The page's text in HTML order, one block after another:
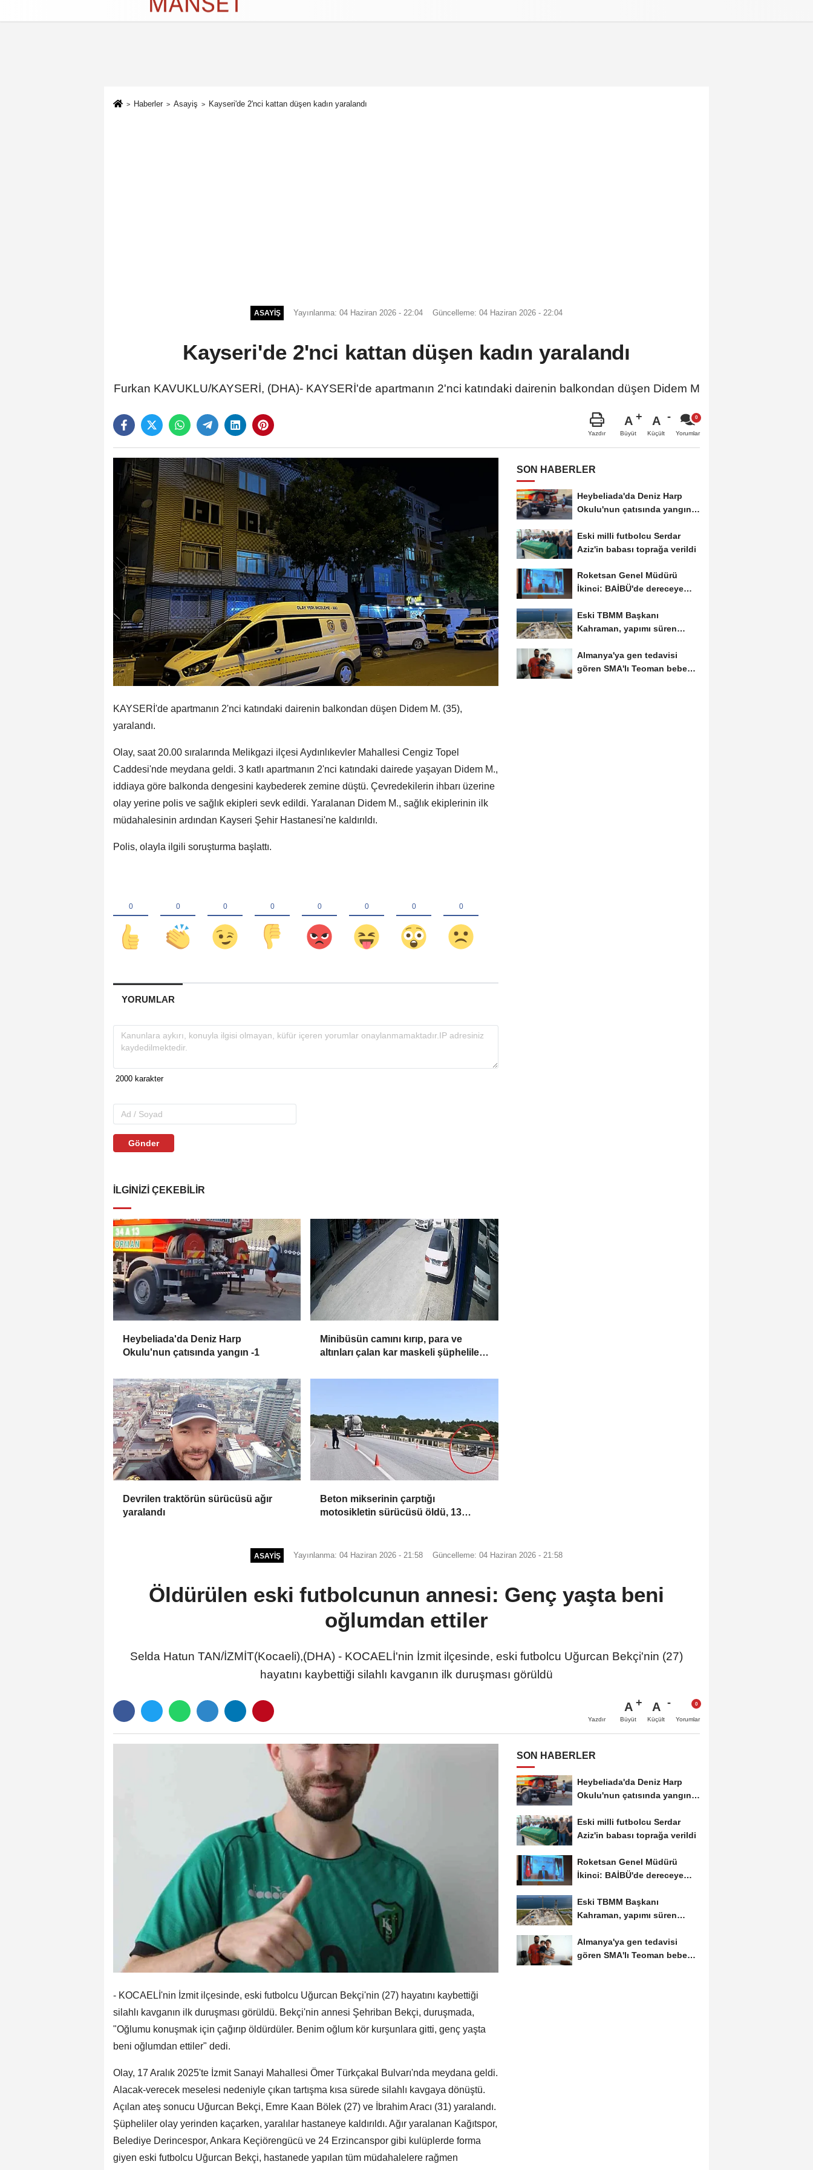
İletişim Çerez Politikası
Haberler Asayiş Kayseri'de 2'nci kattan düşen kadın yaralandı
ASAYIŞ Yayınlanma: 04 Haziran 2026 - 22:04 Güncelleme: 04 Haziran 2026 - 22:04
Kayseri'de 2'nci kattan düşen kadın yaralandı
Furkan KAVUKLU/KAYSERİ, (DHA)- KAYSERİ'de apartmanın 2'nci katındaki dairenin balkondan düşen Didem M
Yazdır
A
Büyüt
A
Küçült Yorumlar
KAYSERİ'de apartmanın 2'nci katındaki dairenin balkondan düşen Didem M. (35),
yaralandı.
Olay, saat 20.00 sıralarında Melikgazi ilçesi Aydınlıkevler Mahallesi Cengiz Topel
Caddesi'nde meydana geldi. 3 katlı apartmanın 2'nci katındaki dairede yaşayan Didem M.,
iddiaya göre balkonda dengesini kaybederek zemine düştü. Çevredekilerin ihbarı üzerine
olay yerine polis ve sağlık ekipleri sevk edildi. Yaralanan Didem M., sağlık ekiplerinin ilk
müdahalesinin ardından Kayseri Şehir Hastanesi'ne kaldırıldı.
Polis, olayla ilgili soruşturma başlattı.
YORUMLAR
Gönder
İLGINIZI ÇEKEBILIR
Heybeliada'da Deniz Harp
Okulu'nun çatısında yangın -1
Minibüsün camını kırıp, para ve
altınları çalan kar maskeli şüpheliler
Devrilen traktörün sürücüsü ağır
yaralandı
Beton mikserinin çarptığı
motosikletin sürücüsü öldü, 13
SON HABERLER
Heybeliada'da Deniz Harp
Okulu'nun çatısında yangın
Eski milli futbolcu Serdar
Aziz'in babası toprağa verildi
Roketsan Genel Müdürü
İkinci: BAİBÜ'de dereceye
Eski TBMM Başkanı
Kahraman, yapımı süren
Camii'nde...
Almanya'ya gen tedavisi
gören SMA'lı Teoman bebek
ASAYIŞ Yayınlanma: 04 Haziran 2026 - 21:58 Güncelleme: 04 Haziran 2026 - 21:58
Öldürülen eski futbolcunun annesi: Genç yaşta beni
oğlumdan ettiler
Selda Hatun TAN/İZMİT(Kocaeli),(DHA) - KOCAELİ'nin İzmit ilçesinde, eski futbolcu Uğurcan Bekçi'nin (27)
hayatını kaybettiği silahlı kavganın ilk duruşması görüldü
Yazdır
A
Büyüt
A
Küçült Yorumlar
- KOCAELİ'nin İzmit ilçesinde, eski futbolcu Uğurcan Bekçi'nin (27) hayatını kaybettiği
silahlı kavganın ilk duruşması görüldü. Bekçi'nin annesi Şehriban Bekçi, duruşmada,
"Oğlumu konuşmak için çağırıp öldürdüler. Benim oğlum kör kurşunlara gitti, genç yaşta
beni oğlumdan ettiler" dedi.
Olay, 17 Aralık 2025'te İzmit Sanayi Mahallesi Ömer Türkçakal Bulvarı'nda meydana geldi.
Alacak-verecek meselesi nedeniyle çıkan tartışma kısa sürede silahlı kavgaya dönüştü.
Açılan ateş sonucu Uğurcan Bekçi, Emre Kaan Bölek (27) ve İbrahim Aracı (31) yaralandı.
Şüpheliler olay yerinden kaçarken, yaralılar hastaneye kaldırıldı. Ağır yaralanan Kağıtspor,
Belediye Derincespor, Ankara Keçiörengücü ve 24 Erzincanspor gibi kulüplerde forma
giyen eski futbolcu Uğurcan Bekçi, hastanede yapılan tüm müdahalelere rağmen
SON HABERLER
Heybeliada'da Deniz Harp
Okulu'nun çatısında yangın
Eski milli futbolcu Serdar
Aziz'in babası toprağa verildi
Roketsan Genel Müdürü
İkinci: BAİBÜ'de dereceye
Eski TBMM Başkanı
Kahraman, yapımı süren
Camii'nde...
Almanya'ya gen tedavisi
gören SMA'lı Teoman bebek